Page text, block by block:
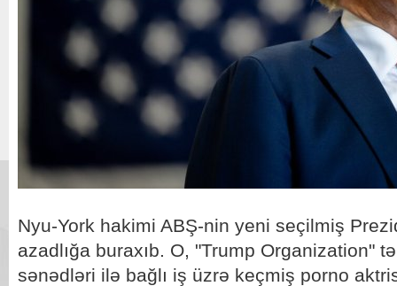
Nyu-York hakimi ABŞ-nin yeni seçilmiş
azadlığa buraxıb. O, "Trump Organization"
sənədləri ilə bağlı iş üzrə keçmiş porno